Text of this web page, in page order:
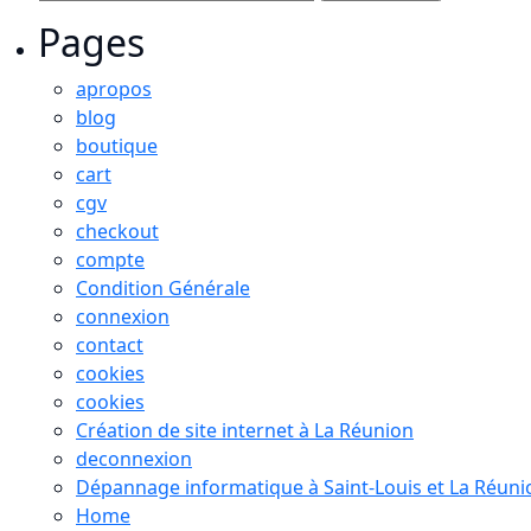
Pages
apropos
blog
boutique
cart
cgv
checkout
compte
Condition Générale
connexion
contact
cookies
cookies
Création de site internet à La Réunion
deconnexion
Dépannage informatique à Saint-Louis et La
Home